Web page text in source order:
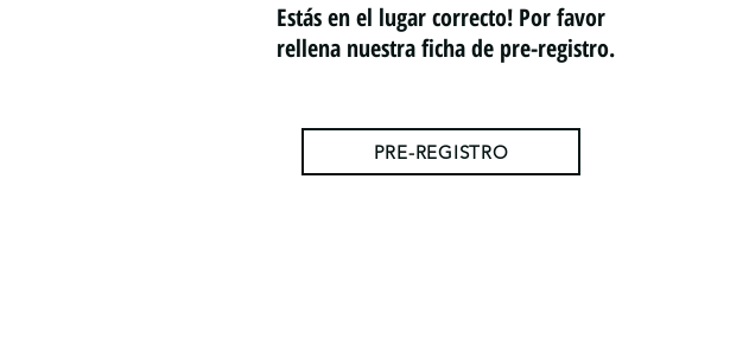
Estás en el lugar correcto! Por favor
rellena nuestra ficha de pre-registro.
PRE-REGISTRO